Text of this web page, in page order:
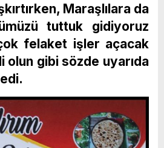
Maraşlılara da
tuttuk gidiyoruz
felaket işler açacak
olun gibi sözde uyarıda